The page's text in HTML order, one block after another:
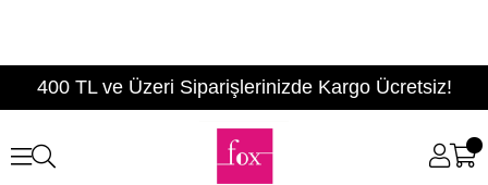
400 TL ve Üzeri Siparişlerinizde Kargo Ücretsiz!